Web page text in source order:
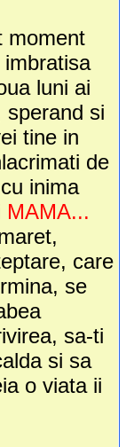
moment
luni ai
sperand si
tine in
de
inima
MAMA...
care
se
sa-ti
si sa
o viata ii